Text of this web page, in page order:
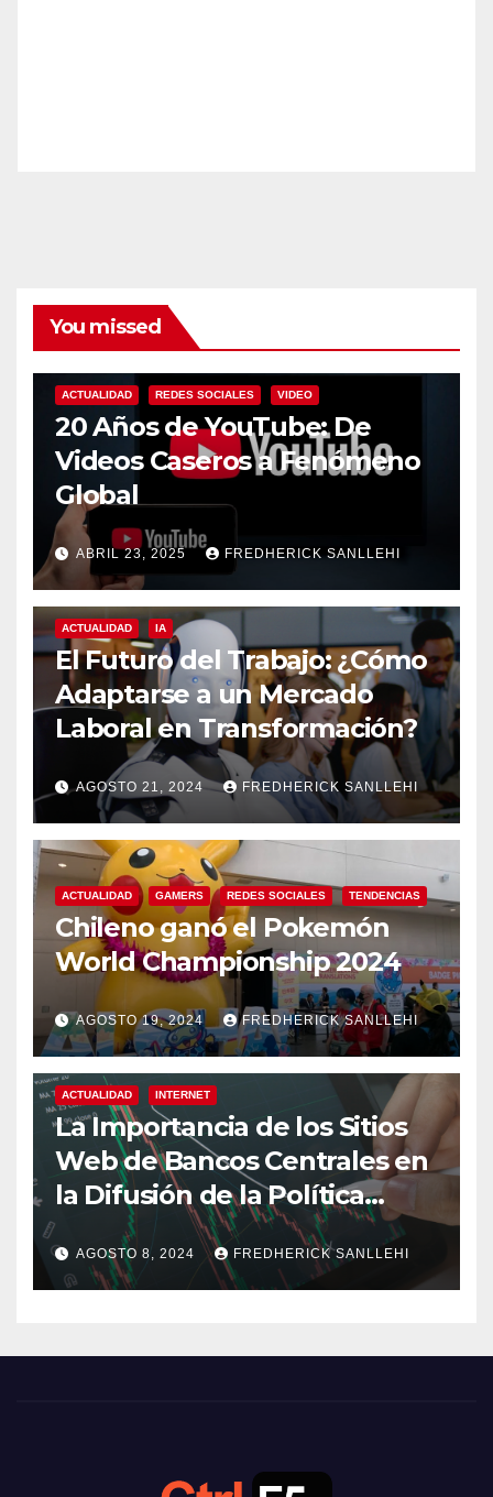
You missed
ACTUALIDAD REDES SOCIALES VIDEO
20 Años de YouTube: De
Videos Caseros a Fenómeno
Global
ABRIL 23, 2025 FREDHERICK SANLLEHI
ACTUALIDAD IA
El Futuro del Trabajo: ¿Cómo
Adaptarse a un Mercado
Laboral en Transformación?
AGOSTO 21, 2024 FREDHERICK SANLLEHI
ACTUALIDAD GAMERS REDES SOCIALES TENDENCIAS
Chileno ganó el Pokemón
World Championship 2024
AGOSTO 19, 2024 FREDHERICK SANLLEHI
ACTUALIDAD INTERNET
La Importancia de los Sitios
Web de Bancos Centrales en
la Difusión de la Política
Monetaria
AGOSTO 8, 2024 FREDHERICK SANLLEHI